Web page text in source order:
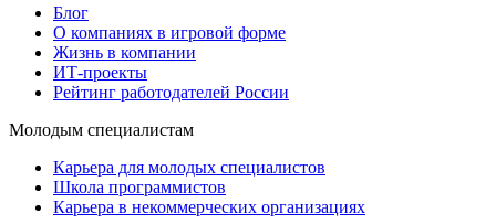
Блог
О компаниях в игровой форме
Жизнь в компании
ИТ-проекты
Рейтинг работодателей России
Молодым специалистам
Карьера для молодых специалистов
Школа программистов
Карьера в некоммерческих организациях